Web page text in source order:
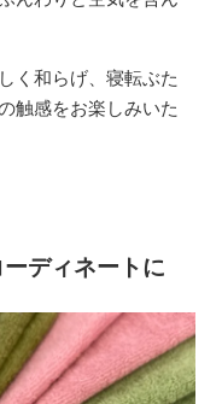
く和らげ、寝転ぶた
触感をお楽しみいた
ディネートに